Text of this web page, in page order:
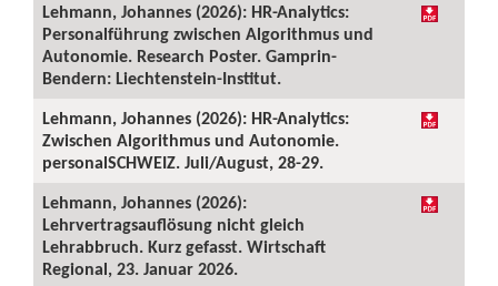
Lehmann, Johannes (2026): HR-Analytics:
Personalführung zwischen Algorithmus und
Autonomie. Research Poster. Gamprin-
Bendern: Liechtenstein-Institut.
Lehmann, Johannes (2026): HR-Analytics:
Zwischen Algorithmus und Autonomie.
personalSCHWEIZ. Juli/August, 28-29.
Lehmann, Johannes (2026):
Lehrvertragsauflösung nicht gleich
Lehrabbruch. Kurz gefasst. Wirtschaft
Regional, 23. Januar 2026.